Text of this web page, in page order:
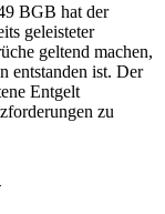
BGB hat der
geleisteter
geltend machen,
entstanden ist. Der
Entgelt
zu